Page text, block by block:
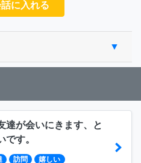
に入れる
達が会いにきます、と
です。
訪問 嬉しい